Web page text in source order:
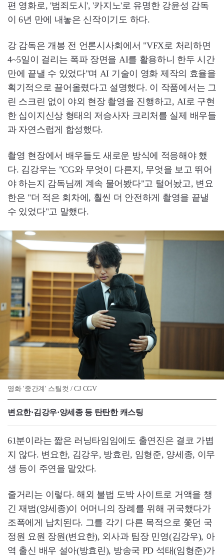
편 영화로, '범죄도시', '카지노'로 유명한 강윤성 감독
이 6년 만에 내놓은 신작이기도 하다.
강 감독은 개봉 전 언론시사회에서 "VFX로 처리하면
4~5일이 걸리는 폭파 장면을 AI를 활용하니 한두 시간
만에 끝낼 수 있었다"며 AI 기술이 영화 제작의 효율을
획기적으로 끌어올렸다고 설명했다. 이 작품에서는 그
린 스크린 없이 야외 현장 촬영을 진행하고, AI로 구현
한 십이지신상 형태의 저승사자 크리처를 실제 배우들
과 자연스럽게 합성했다.
촬영 현장에서 배우들도 새로운 방식에 적응해야 했
다. 김강우는 "CG와 무엇이 다른지, 무엇을 보고 뛰어
야 하는지 감독님께 계속 물어봤다"고 털어놨고, 변요
한은 "더 적은 회차에, 훨씬 더 안전하게 촬영을 끝낼
수 있었다"고 말했다.
영화 '중간계' 스틸컷 / CJ CGV
변요한·김강우·양세종 등 탄탄한 캐스팅
61분이라는 짧은 러닝타임임에도 출연진은 결코 가볍
지 않다. 변요한, 김강우, 방효린, 임형준, 양세종, 이무
생 등이 주연을 맡았다.
줄거리는 이렇다. 해외 불법 도박 사이트로 거액을 챙
긴 재범(양세종)이 어머니의 장례를 위해 귀국했다가
조폭에게 납치된다. 그를 각기 다른 목적으로 쫓던 국
정원 요원 장원(변요한), 외사과 팀장 민영(김강우), 아
역 출신 배우 설아(방효린), 방송국 PD 석태(임형준)가